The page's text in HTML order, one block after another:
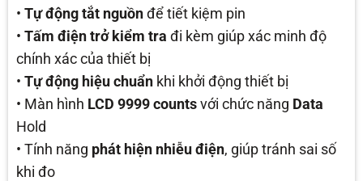
• Tự động tắt nguồnđể tiết kiệm pin
• Tấm điện trở kiểm tra đi kèm giúp xác minh độ
chính xác của thiết bị
• Tự động hiệu chuẩnkhi khởi động thiết bị
• Màn hình LCD 9999 countsvới chức năng Data
Hold
• Tính năng phát hiện nhiễu điện, giúp tránh sai số
khi đo